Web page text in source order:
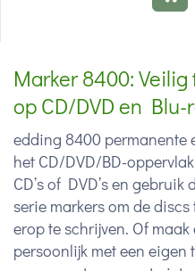
Marker 8400:
op CD/DVD en Blu-
edding 8400 permanente
het CD/DVD/BD-
CD’s of DVD’s en
serie markers om de
erop te schrijven. Of
persoonlijk met een